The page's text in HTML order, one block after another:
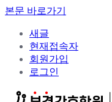
본문 바로가기
새글
현재접속자
회원가입
로그인